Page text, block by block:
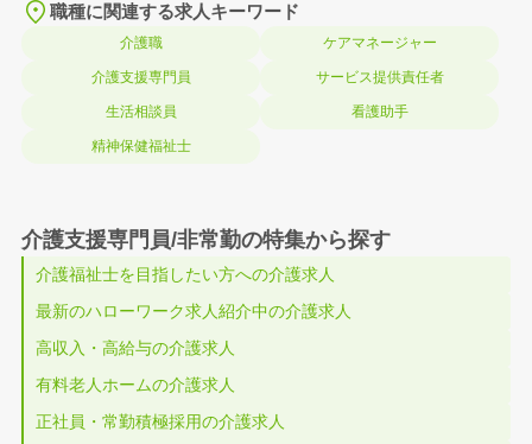
職種に関連する求人キーワード
介護職 ケアマネージャー
介護支援専門員 サービス提供責任者
生活相談員 看護助手
精神保健福祉士
介護支援専門員/非常勤の特集から探す
介護福祉士を目指したい方への介護求人
最新のハローワーク求人紹介中の介護求人
高収入・高給与の介護求人
有料老人ホームの介護求人
正社員・常勤積極採用の介護求人